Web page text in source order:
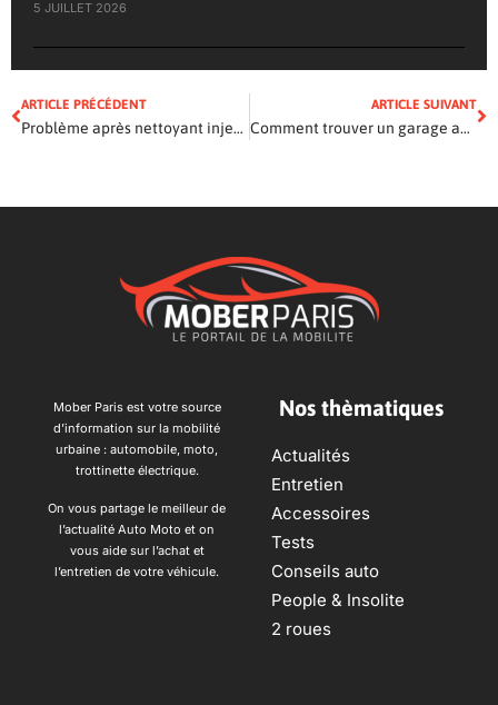
5 JUILLET 2026
ARTICLE PRÉCÉDENT
Problème après nettoyant injecteur : les 5 solutions pour réparer votre moteur
ARTICLE SUIVANT
Comment trouver un garage automobile fiable près de chez soi ?
Mober Paris est votre source
d’information sur la mobilité
urbaine : automobile, moto,
trottinette électrique.
On vous partage le meilleur de
l’actualité Auto Moto et on
vous aide sur l’achat et
l’entretien de votre véhicule.
Nos thèmatiques
Actualités
Entretien
Accessoires
Tests
Conseils auto
People & Insolite
2 roues